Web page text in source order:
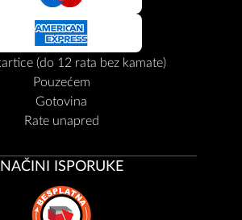
(do 12 rata bez kamate)
Pouzećem
Gotovina
Rate unapred
NAČINI ISPORUKE